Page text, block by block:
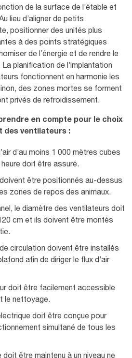
de la surface de l’étable et
lieu d’aligner de petits
positionner des unités plus
à des points stratégiques
de l’énergie et de rendre le
. La planification de l’implantation
fonctionnent en harmonie les
des zones mortes se forment
privés de refroidissement.
en compte pour le choix
des ventilateurs :
d’au moins 1 000 mètres cubes
doit être assuré.
être positionnés au-dessus
zones de repos des animaux.
le diamètre des ventilateurs doit
cm et ils doivent être montés
circulation doivent être installés
afin de diriger le flux d’air
doit être facilement accessible
le nettoyage.
doit être conçue pour
simultané de tous les
doit être maintenu à un niveau ne